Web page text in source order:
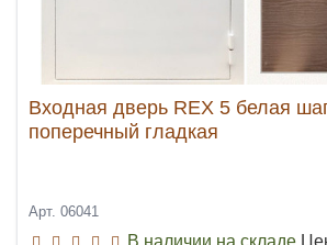
Входная дверь REX 5 белая
поперечный гладкая
Арт. 06041
В наличии на складе